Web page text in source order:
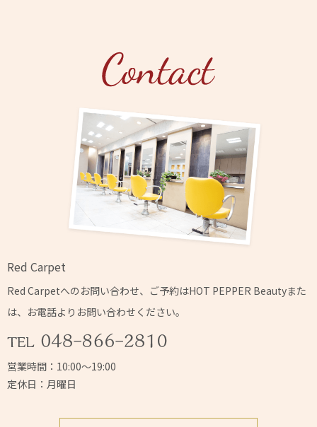
Red Carpet
Red Carpetへの お問い合わせ、ご予約はHOT PEPPER Beautyまた
は、 お電話よりお問い合わせください。
営業時間：10:00～19:00
定休日：月曜日